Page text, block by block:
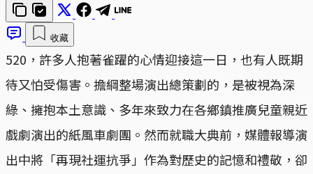
收藏
520，許多人抱著雀躍的心情迎接這一日，也有人既期
待又怕受傷害。擔綱整場演出總策劃的，是被視為深
綠、擁抱本土意識、多年來致力在各鄉鎮推廣兒童親近
戲劇演出的紙風車劇團。然而就職大典前，媒體報導演
出中將「再現社運抗爭」作為對歷史的記憶和禮敬，卻